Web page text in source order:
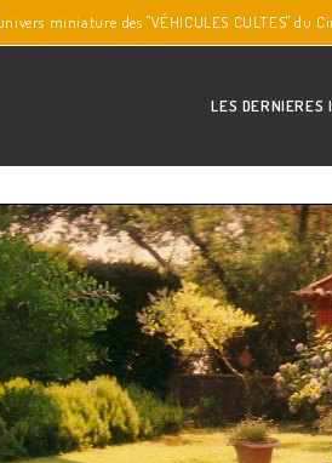
miniature des "VÉHICULES CULTES" du
LES DERNIERES